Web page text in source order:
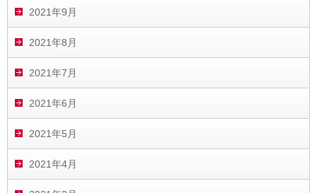
2021年9月
2021年8月
2021年7月
2021年6月
2021年5月
2021年4月